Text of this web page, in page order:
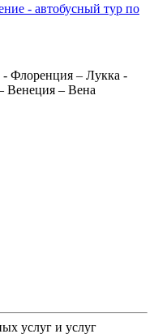
- автобусный тур по
- Флоренция – Лукка -
Венеция – Вена
услуг и услуг